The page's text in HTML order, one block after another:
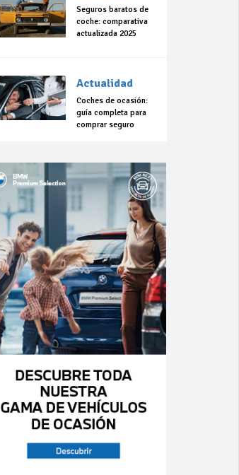
Seguros baratos de
coche: comparativa
actualizada 2025
Actualidad
Coches de ocasión:
guía completa para
comprar seguro